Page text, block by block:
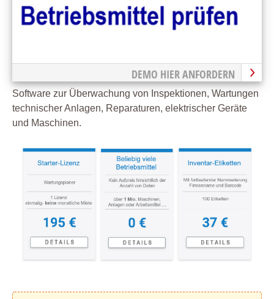
DEMO HIER ANFORDERN
Software zur Überwachung von Inspektionen, Wartungen
technischer Anlagen, Reparaturen, elektrischer Geräte
und Maschinen.